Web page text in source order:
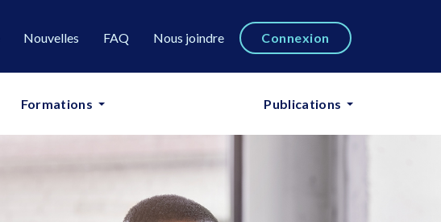
Nouvelles FAQ Nous joindre Connexion
Formations Publications